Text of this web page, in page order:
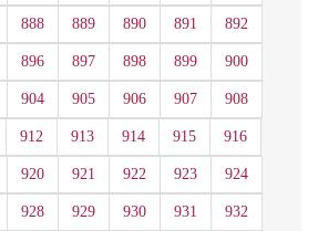
888 889 890 891 892
896 897 898 899 900
904 905 906 907 908
912 913 914 915 916
920 921 922 923 924
928 929 930 931 932